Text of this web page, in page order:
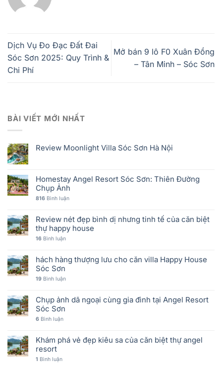
Dịch Vụ Đo Đạc Đất Đai
Sóc Sơn 2025: Quy Trình &
Chi Phí
Mở bán 9 lô F0 Xuân Đồng
– Tân Minh – Sóc Sơn
BÀI VIẾT MỚI NHẤT
Review Moonlight Villa Sóc Sơn Hà Nội
Homestay Angel Resort Sóc Sơn: Thiên Đường
Chụp Ảnh
816 Bình luận
Review nét đẹp bình dị nhưng tinh tế của căn biệt
thự happy house
16 Bình luận
hách hàng thượng lưu cho căn villa Happy House
Sóc Sơn
19 Bình luận
Chụp ảnh dã ngoại cùng gia đình tại Angel Resort
Sóc Sơn
6 Bình luận
Khám phá vẻ đẹp kiêu sa của căn biệt thự angel
resort
1 Bình luận